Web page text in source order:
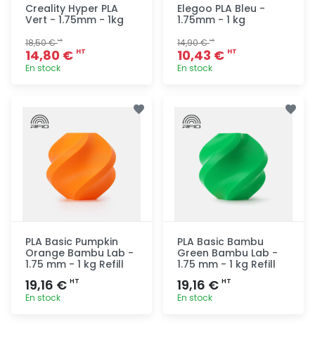
Creality Hyper PLA
Vert - 1.75mm - 1kg
18,50 €HT
14,80 € HT
En stock
Elegoo PLA Bleu -
1.75mm - 1 kg
14,90 €HT
10,43 € HT
En stock
PLA Basic Pumpkin
Orange Bambu Lab -
1.75 mm - 1 kg Refill
19,16 € HT
En stock
PLA Basic Bambu
Green Bambu Lab -
1.75 mm - 1 kg Refill
19,16 € HT
En stock